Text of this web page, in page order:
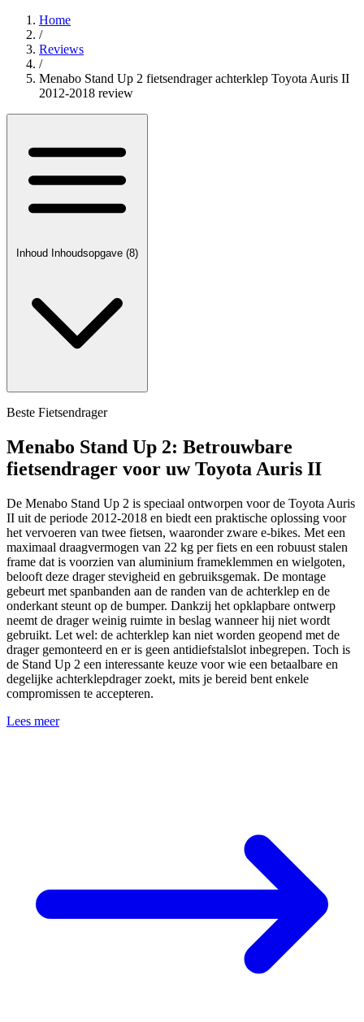
Home
/
Reviews
/
Menabo Stand Up 2 fietsendrager achterklep Toyota Auris II
2012-2018 review
Inhoud Inhoudsopgave (8)
Beste Fietsendrager
Menabo Stand Up 2: Betrouwbare
fietsendrager voor uw Toyota Auris II
De Menabo Stand Up 2 is speciaal ontworpen voor de Toyota Auris
II uit de periode 2012-2018 en biedt een praktische oplossing voor
het vervoeren van twee fietsen, waaronder zware e-bikes. Met een
maximaal draagvermogen van 22 kg per fiets en een robuust stalen
frame dat is voorzien van aluminium frameklemmen en wielgoten,
belooft deze drager stevigheid en gebruiksgemak. De montage
gebeurt met spanbanden aan de randen van de achterklep en de
onderkant steunt op de bumper. Dankzij het opklapbare ontwerp
neemt de drager weinig ruimte in beslag wanneer hij niet wordt
gebruikt. Let wel: de achterklep kan niet worden geopend met de
drager gemonteerd en er is geen antidiefstalslot inbegrepen. Toch is
de Stand Up 2 een interessante keuze voor wie een betaalbare en
degelijke achterklepdrager zoekt, mits je bereid bent enkele
compromissen te accepteren.
Lees meer